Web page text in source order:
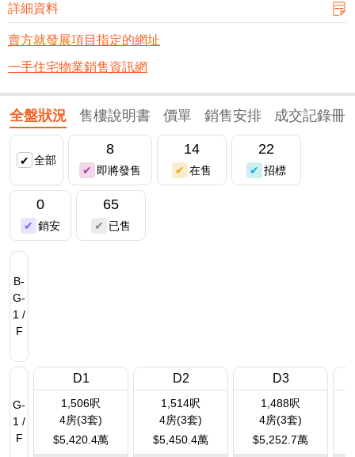
詳細資料
賣方就發展項目指定的網址
一手住宅物業銷售資訊網
全盤狀況 售樓說明書 價單 銷售安排 成交記錄冊
全部
8
即將發售
14
在售
22
招標
0
銷安
65
已售
B-
G-
1 /
F
G-
1 /
F
D1
1,506呎
4房(3套)
$5,420.4萬
D2
1,514呎
4房(3套)
$5,450.4萬
D3
1,488呎
4房(3套)
$5,252.7萬